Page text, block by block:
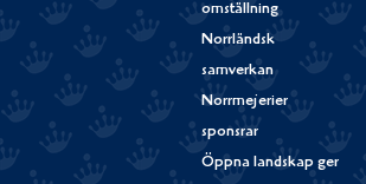
omställning
Norrländsk
samverkan
Norrmejerier
sponsrar
Öppna landskap ger